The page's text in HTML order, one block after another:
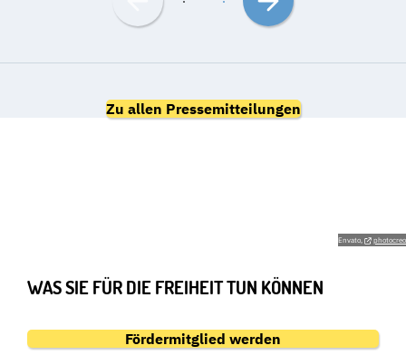
Nach
links
Nach
rechts
Zu allen Pressemitteilungen
Envato, photocreo
WAS SIE FÜR DIE FREIHEIT TUN KÖNNEN
Fördermitglied werden